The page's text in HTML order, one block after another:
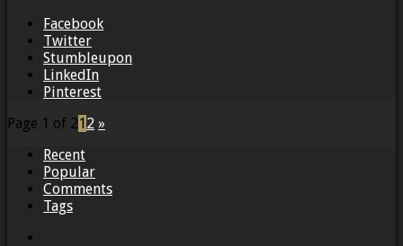
Facebook
Twitter
Stumbleupon
LinkedIn
Pinterest
Page 1 of 212 »
Recent
Popular
Comments
Tags